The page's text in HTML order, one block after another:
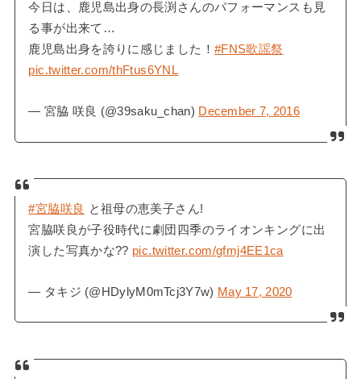
今日は、鹿児島出身の長渕さんのパフォーマンスも見
る事が出来て…
鹿児島出身を誇りに感じました！ #FNS歌謡祭
pic.twitter.com/thFtus6YNL
— 宮脇 咲良 (@39saku_chan) December 7, 2016
#宮脇咲良 と祖母の恵美子さん!
宮脇咲良が子役時代に劇団四季のライオンキングに出
演した写真かな?? pic.twitter.com/gfmj4EE1ca
— タキジ (@HDylyM0mTcj3Y7w) May 17, 2020